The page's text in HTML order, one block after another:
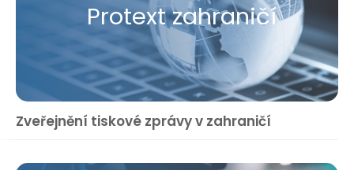
Protext zahraničí
Zveřejnění tiskové zprávy v zahraničí